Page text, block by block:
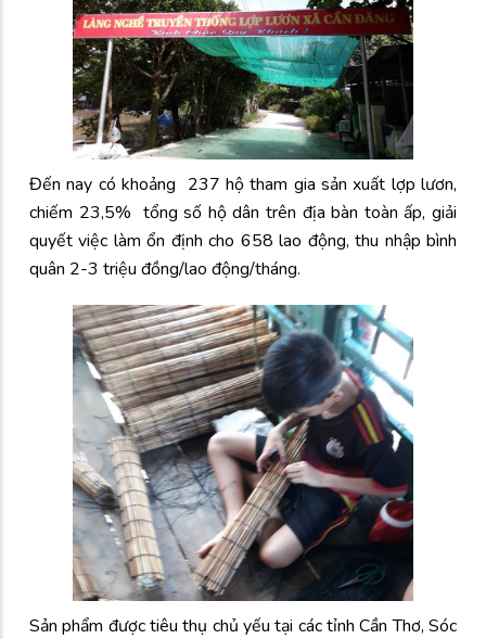
Đến nay có khoảng 237 hộ tham gia sản xuất lợp lươn,
chiếm 23,5% tổng số hộ dân trên địa bàn toàn ấp, giải
quyết việc làm ổn định cho 658 lao động, thu nhập bình
quân 2-3 triệu đồng/lao động/tháng.
Sản phẩm được tiêu thụ chủ yếu tại các tỉnh Cần Thơ, Sóc